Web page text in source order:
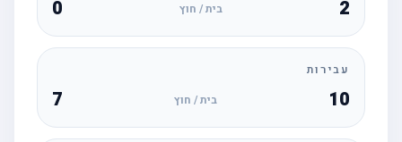
בית / חוץ
עבירות
10 בית / חוץ